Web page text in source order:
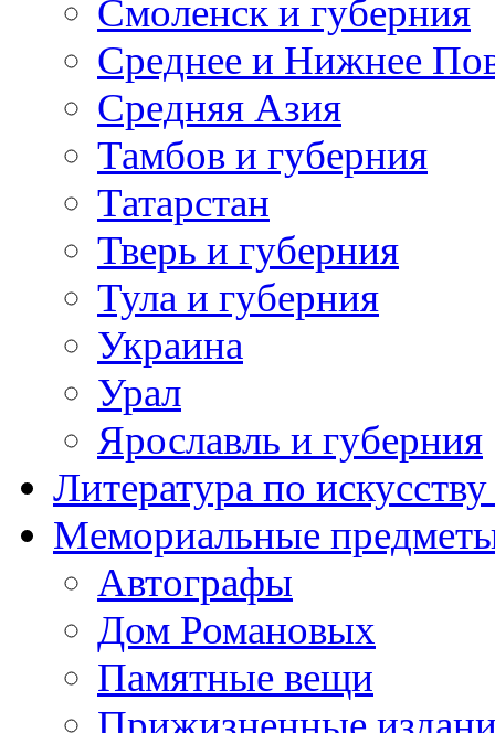
Смоленск и губерния
Среднее и Нижнее
Средняя Азия
Тамбов и губерния
Татарстан
Тверь и губерния
Тула и губерния
Украина
Урал
Ярославль и губерния
Литература по
Мемориальные
Автографы
Дом Романовых
Памятные вещи